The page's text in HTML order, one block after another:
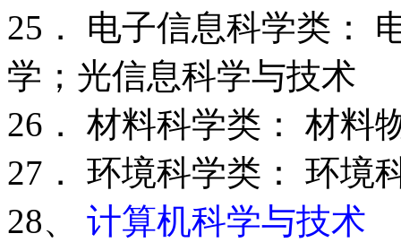
25． 电子信息科学类：
学；光信息科学与技术
26． 材料科学类： 材料
27． 环境科学类： 环境
28、 计算机科学与技术